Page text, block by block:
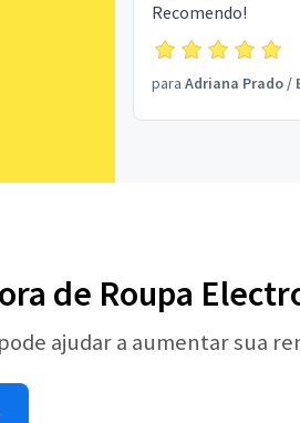
Recomendo!
para Adriana Prado/
de Roupa
ajudar a aumentar sua